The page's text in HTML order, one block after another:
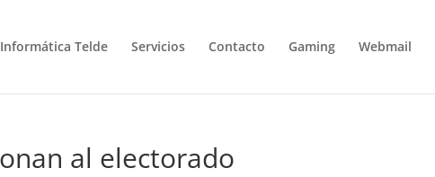
Informática Telde Servicios Contacto Gaming Webmail
al electorado